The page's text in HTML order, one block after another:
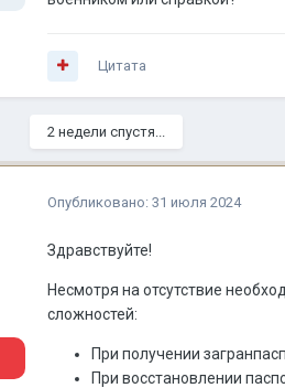
Цитата
2 недели спустя...
Опубликовано: 31 июля 2024
Здравствуйте!
Несмотря на отсутствие
сложностей:
При получении
При восстановлении